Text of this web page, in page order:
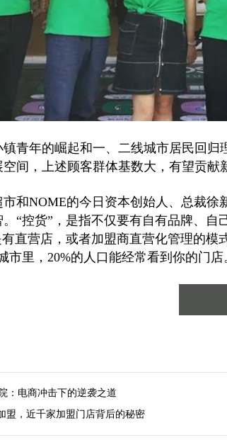
年的崛起和一、二线城市居民回归
间，上述顾客群体基数大，有望贡献
NOME的今日资本创始人、总裁徐
“控货”，是指不仅要有自有品牌、自
直营店，或者加盟商直营化管理的模
市里，20%的人口能经常看到你的门店
：电商冲击下的逆袭之道
盟，近千家加盟门店背后的秘密